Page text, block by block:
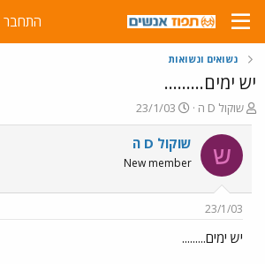
התחבר
נשואים ונשואות
יש ימים.........
פ
ו
ת
ח
ה
ש
א
שוקול D ה
פ
ו
ר
ס
ם
23/1/03
ש שוקול D ה
New member
23/1/03
יש ימים.........